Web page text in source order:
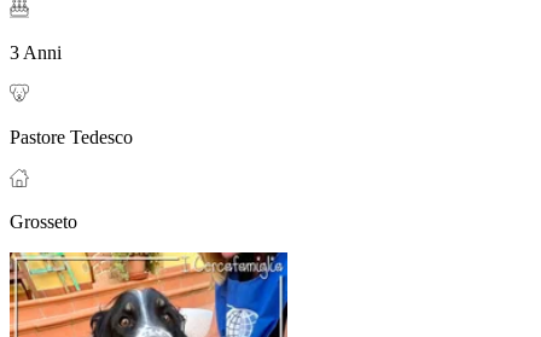
3 Anni
Pastore Tedesco
Grosseto